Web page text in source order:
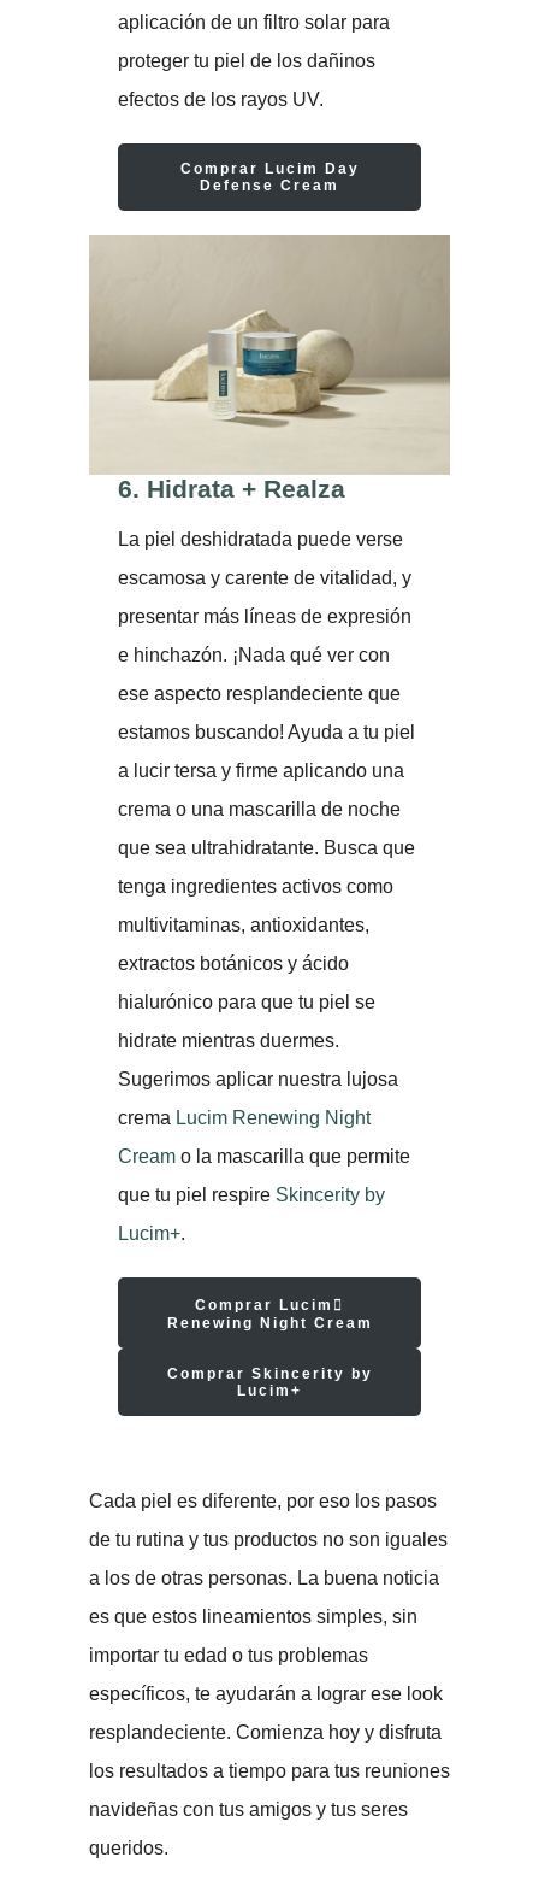
aplicación de un filtro solar para
proteger tu piel de los dañinos
efectos de los rayos UV.
Comprar Lucim Day
Defense Cream
6. Hidrata + Realza
La piel deshidratada puede verse
escamosa y carente de vitalidad, y
presentar más líneas de expresión
e hinchazón. ¡Nada qué ver con
ese aspecto resplandeciente que
estamos buscando! Ayuda a tu piel
a lucir tersa y firme aplicando una
crema o una mascarilla de noche
que sea ultrahidratante. Busca que
tenga ingredientes activos como
multivitaminas, antioxidantes,
extractos botánicos y ácido
hialurónico para que tu piel se
hidrate mientras duermes.
Sugerimos aplicar nuestra lujosa
crema Lucim Renewing Night
Cream o la mascarilla que permite
que tu piel respire Skincerity by
Lucim+.
Comprar Lucim
Renewing Night Cream
Comprar Skincerity by
Lucim+
Cada piel es diferente, por eso los pasos
de tu rutina y tus productos no son iguales
a los de otras personas. La buena noticia
es que estos lineamientos simples, sin
importar tu edad o tus problemas
específicos, te ayudarán a lograr ese look
resplandeciente. Comienza hoy y disfruta
los resultados a tiempo para tus reuniones
navideñas con tus amigos y tus seres
queridos.